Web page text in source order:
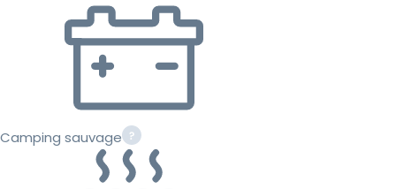
Camping sauvage